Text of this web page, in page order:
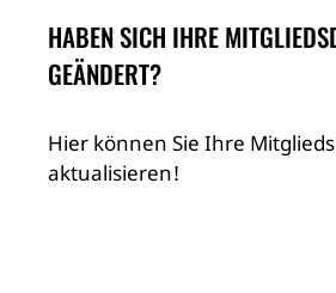
HABEN SICH IHRE
GEÄNDERT?
Hier können Sie Ihre
aktualisieren!